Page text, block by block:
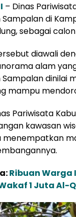
– Dinas
Sampalan di
sebagai
diawali
alam
Sampalan dinilai
mampu
Pariwisata
kawasan
menempatkan
Ribuan Warga
1 Juta Al-